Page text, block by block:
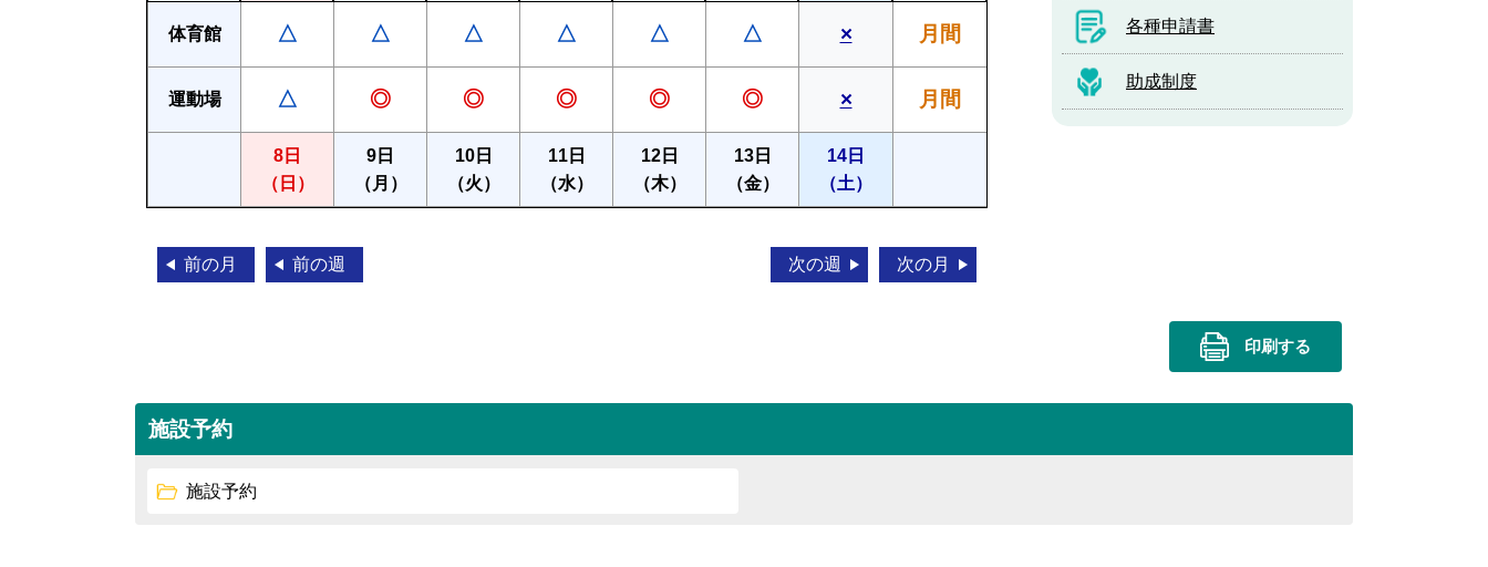
体育館 △ △ △ △ △ △ × 月間
運動場 △ ◎ ◎ ◎ ◎ ◎ × 月間
8日
（日）
9日
（月）
10日
（火）
11日
（水）
12日
（木）
13日
（金）
14日
（土）
前の月 前の週 次の月
次の週
印刷する
各種申請書
助成制度
施設予約
施設予約